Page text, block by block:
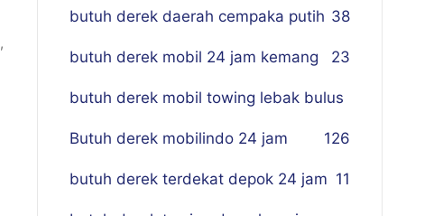
,
butuh derek daerah cempaka putih 38
butuh derek mobil 24 jam kemang 23
butuh derek mobil towing lebak bulus
26
Butuh derek mobilindo 24 jam 1
butuh derek terdekat depok 24 jam 11